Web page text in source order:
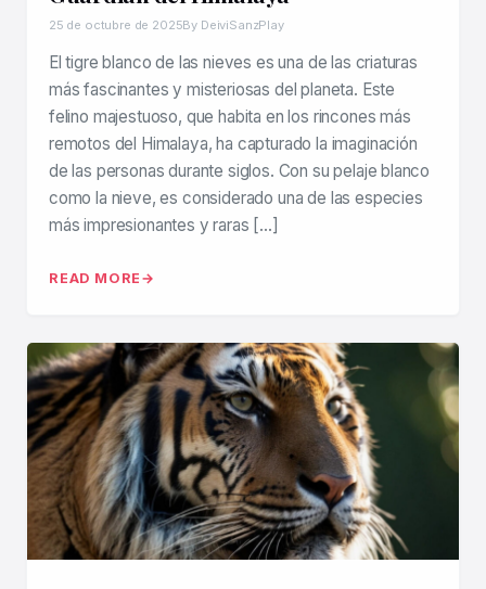
25 de octubre de 2025By DeiviSanzPlay
El tigre blanco de las nieves es una de las criaturas
más fascinantes y misteriosas del planeta. Este
felino majestuoso, que habita en los rincones más
remotos del Himalaya, ha capturado la imaginación
de las personas durante siglos. Con su pelaje blanco
como la nieve, es considerado una de las especies
más impresionantes y raras […]
READ MORE